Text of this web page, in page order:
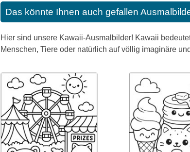
Das könnte Ihnen auch gefallen
Hier sind unsere Kawaii-Ausmalbilder! Kawaii
Menschen, Tiere oder natürlich auf völlig imaginäre